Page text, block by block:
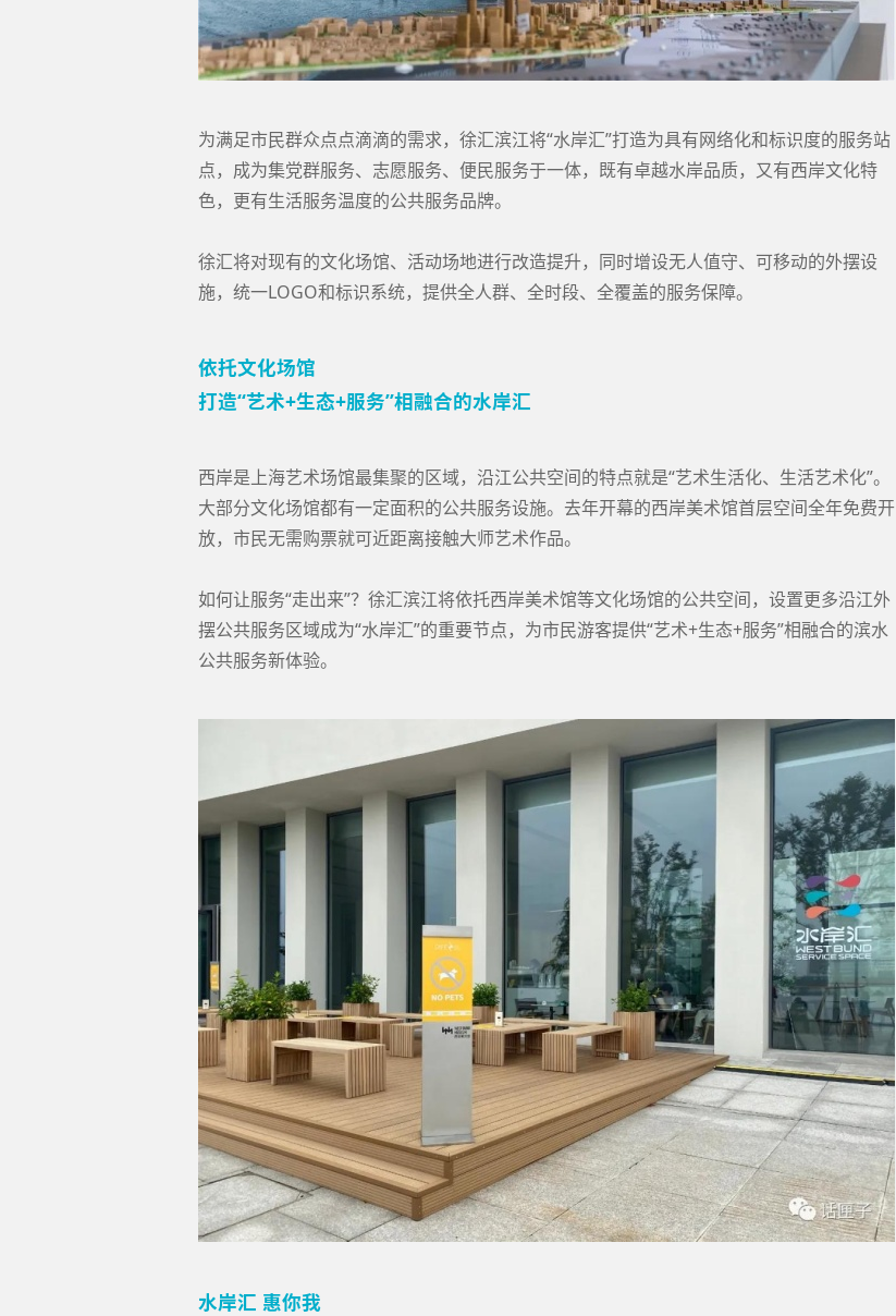
为满足市民群众点点滴滴的需求，徐汇滨江将“水岸汇”打造为具有网络化和标识度的服务站
点，成为集党群服务、志愿服务、便民服务于一体，既有卓越水岸品质，又有西岸文化特
色，更有生活服务温度的公共服务品牌。
徐汇将对现有的文化场馆、活动场地进行改造提升，同时增设无人值守、可移动的外摆设
施，统一LOGO和标识系统，提供全人群、全时段、全覆盖的服务保障。
依托文化场馆
打造“艺术+生态+服务”相融合的水岸汇
西岸是上海艺术场馆最集聚的区域，沿江公共空间的特点就是“艺术生活化、生活艺术化”。
大部分文化场馆都有一定面积的公共服务设施。去年开幕的西岸美术馆首层空间全年免费开
放，市民无需购票就可近距离接触大师艺术作品。
如何让服务“走出来”？徐汇滨江将依托西岸美术馆等文化场馆的公共空间，设置更多沿江外
摆公共服务区域成为“水岸汇”的重要节点，为市民游客提供“艺术+生态+服务”相融合的滨水
公共服务新体验。
水岸汇 惠你我